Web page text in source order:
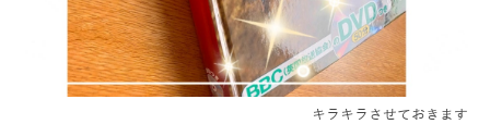
キラキラさせておきます